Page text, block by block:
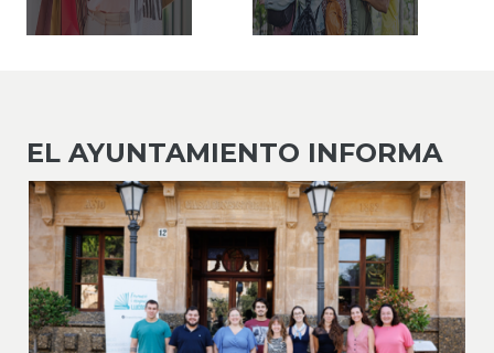
EL AYUNTAMIENTO INFORMA